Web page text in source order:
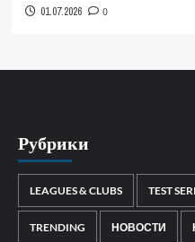
01.07.2026 0
Рубрики
LEAGUES & CLUBS TEST
TRENDING НОВОСТИ